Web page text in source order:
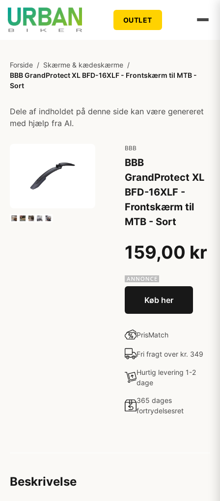
OUTLET
Forside / Skærme & kædeskærme /
BBB GrandProtect XL BFD-16XLF - Frontskærm til MTB -
Sort
Dele af indholdet på denne side kan være genereret
med hjælp fra AI.
BBB
BBB
GrandProtect XL
BFD-16XLF -
Frontskærm til
MTB - Sort
159,00 kr
Køb her
PrisMatch
Fri fragt over kr. 349
Hurtig levering 1-2
dage
365 dages
fortrydelsesret
Beskrivelse